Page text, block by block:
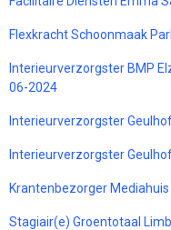
Flexkracht Schoonmaak
Interieurverzorgster BMP
06-2024
Interieurverzorgster
Interieurverzorgster
Krantenbezorger
Stagiair(e) Groentotaal